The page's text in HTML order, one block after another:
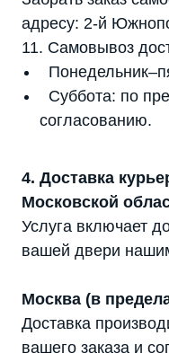
адресу: 2-й
11. Самовывоз
Суббота: по
согласованию.
4. Доставка
Московской
Услуга включает
вашей двери
Москва (в
Доставка
вашего заказа и